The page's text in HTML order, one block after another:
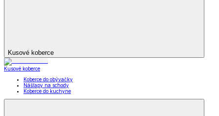
Kusové koberce
Kusové koberce
Koberce do obývačky
Nášľapy na schody
Koberce do kuchyne